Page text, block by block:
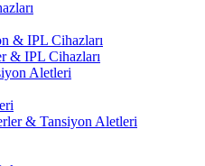
& IPL Cihazları
& IPL Cihazları
Aletleri
& Tansiyon Aletleri